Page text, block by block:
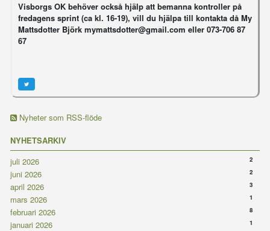
Nyheter som RSS-flöde
NYHETSARKIV
juli 2026
2
juni 2026 2
april 2026 3
mars 2026 1
februari 2026 8
januari 2026 1
Visborgs OK behöver också hjälp att bemanna kontroller på
fredagens sprint (ca kl. 16-19), vill du hjälpa till kontakta då My
Mattsdotter Björk mymattsdotter@gmail.com eller 073-706 87
67